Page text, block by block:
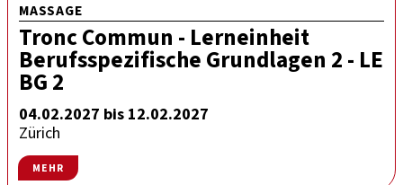
MASSAGE
Tronc Commun - Lerneinheit
Berufsspezifische Grundlagen 2 - LE
BG 2
04.02.2027 bis 12.02.2027
Zürich
MEHR